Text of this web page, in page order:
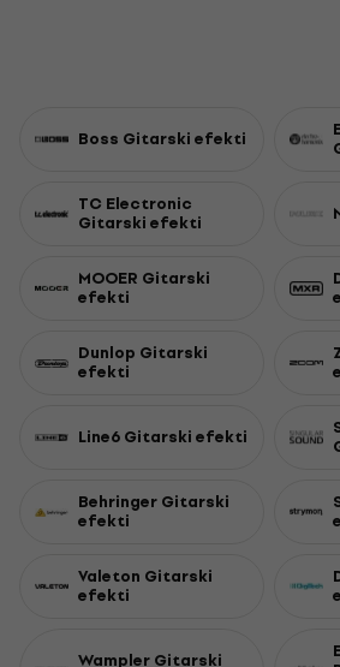
Boss Gitarski efekti
TC Electronic
Gitarski efekti
MOOER Gitarski
efekti
Dunlop Gitarski
efekti
Line6 Gitarski efekti
Behringer Gitarski
efekti
Valeton Gitarski
efekti
Wampler Gitarski